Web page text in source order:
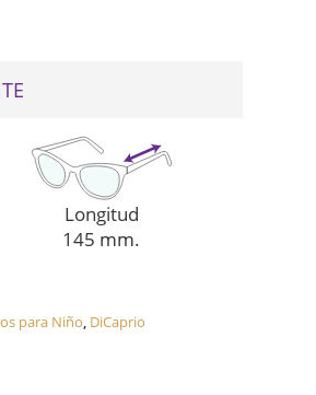
Longitud
145 mm.
para Niño, DiCaprio